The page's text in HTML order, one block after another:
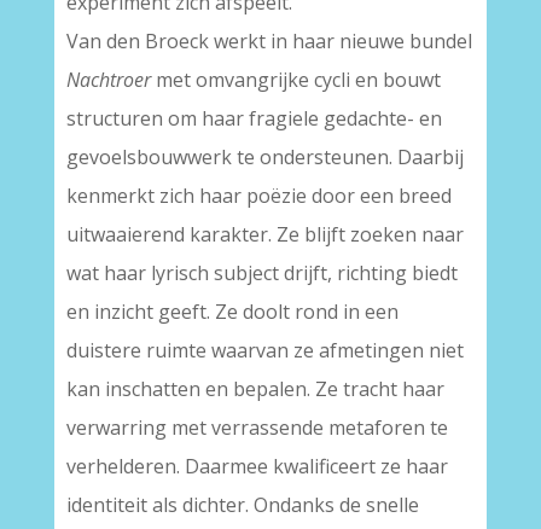
Van den Broeck werkt in haar nieuwe bundel
Nachtroermet omvangrijke cycli en bouwt
structuren om haar fragiele gedachte- en
gevoelsbouwwerk te ondersteunen. Daarbij
kenmerkt zich haar poëzie door een breed
uitwaaierend karakter. Ze blijft zoeken naar
wat haar lyrisch subject drijft, richting biedt
en inzicht geeft. Ze doolt rond in een
duistere ruimte waarvan ze afmetingen niet
kan inschatten en bepalen. Ze tracht haar
verwarring met verrassende metaforen te
verhelderen. Daarmee kwalificeert ze haar
identiteit als dichter. Ondanks de snelle